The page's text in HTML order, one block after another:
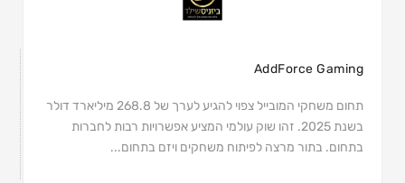
AddForce Gaming
תחום משחקי המובייל צפוי להגיע לערך של 268.8 מיליארד דולר
בשנת 2025. זהו שוק עולמי המציע אפשרויות רבות לחברות
בתחום. בתור מרצה לפיתוח משחקים ויזם בתחום...